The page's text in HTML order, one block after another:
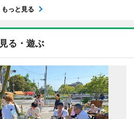
もっと見る
見る・遊ぶ